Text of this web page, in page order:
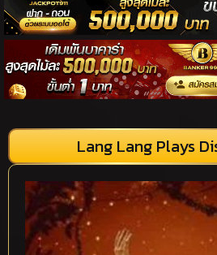
Lang Lang Plays